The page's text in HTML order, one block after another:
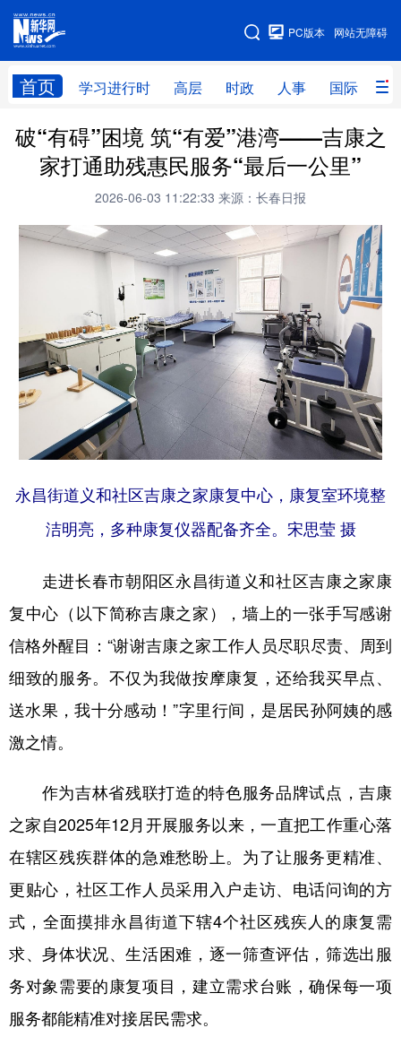
网站无障碍
PC版本
首页 学习进行时 高层 时政 人事 国际 财
网站地图
学习进行时 高层 时政 人事
国际 财经 网评 港澳
全球连线
科技 科创 量子 体育
书画 健康 军事
视频 图片 政务
法律 中央文件 金融 汽车
食品 人居 信息化 数字经济
学术中国 乡村振兴 银龄 溯源中国
文化产业
地方频道
辽宁
广东 广西 海南
四川 贵州 云南 西藏
陕西 甘肃 青海 宁夏
新疆 内蒙古 黑龙江
多语种频道
破“有碍”困境 筑“有爱”港湾——吉康之
家打通助残惠民服务“最后一公里”
2026-06-03 11:22:33 来源：长春日报
永昌街道义和社区吉康之家康复中心，康复室环境整
洁明亮，多种康复仪器配备齐全。宋思莹 摄
走进长春市朝阳区永昌街道义和社区吉康之家康
复中心（以下简称吉康之家），墙上的一张手写感谢
信格外醒目：“谢谢吉康之家工作人员尽职尽责、周到
细致的服务。不仅为我做按摩康复，还给我买早点、
送水果，我十分感动！”字里行间，是居民孙阿姨的感
激之情。
作为吉林省残联打造的特色服务品牌试点，吉康
之家自2025年12月开展服务以来，一直把工作重心落
在辖区残疾群体的急难愁盼上。为了让服务更精准、
更贴心，社区工作人员采用入户走访、电话问询的方
式，全面摸排永昌街道下辖4个社区残疾人的康复需
求、身体状况、生活困难，逐一筛查评估，筛选出服
务对象需要的康复项目，建立需求台账，确保每一项
服务都能精准对接居民需求。